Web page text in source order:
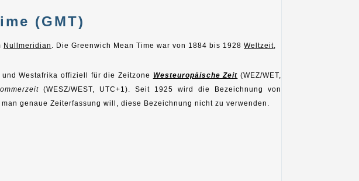
(GMT)
Nullmeridian . Die Greenwich Mean Time war von 1884 bis 1928 Weltzeit
Westafrika offiziell für die Zeitzone Westeuropäische Zeit (WEZ/WET,
(WESZ/WEST, UTC+1). Seit 1925 wird die Bezeichnung von
genaue Zeiterfassung will, diese Bezeichnung nicht zu verwenden.